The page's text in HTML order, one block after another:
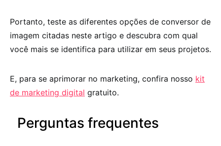
Portanto, teste as diferentes opções de conversor de
imagem citadas neste artigo e descubra com qual
você mais se identifica para utilizar em seus projetos.
E, para se aprimorar no marketing, confira nosso kit
de marketing digital gratuito.
Perguntas frequentes